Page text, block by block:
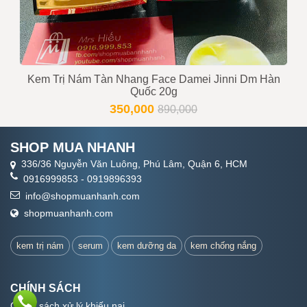
Kem Trị Nám Tàn Nhang Face Damei Jinni Dm Hàn
Quốc 20g
350,000 890,000
SHOP MUA NHANH
336/36 Nguyễn Văn Luông, Phú Lâm, Quận 6, HCM
0916999853 - 0919896393
info@shopmuanhanh.com
shopmuanhanh.com
kem trị nám serum kem dưỡng da kem chống nắng
CHÍNH SÁCH